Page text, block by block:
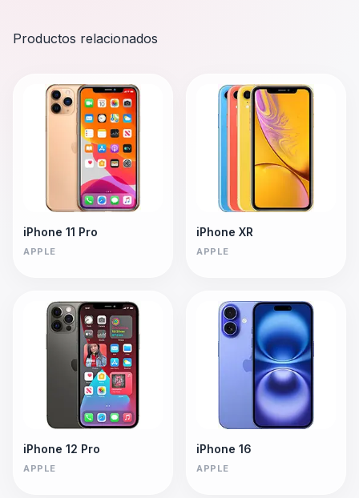
Productos relacionados
iPhone 11 Pro
APPLE
iPhone XR
APPLE
iPhone 12 Pro
APPLE
iPhone 16
APPLE